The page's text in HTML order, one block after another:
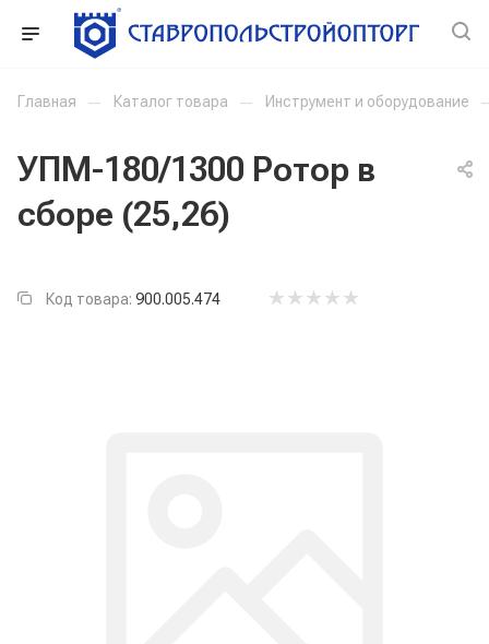
Главная — Каталог товара — Инструмент и оборудование
УПМ-180/1300 Ротор в
сборе (25,26)
Код товара: 900.005.474